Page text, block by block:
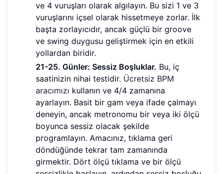
ve 4 vuruşları olarak algılayın. Bu sizi 1 ve 3
vuruşlarını içsel olarak hissetmeye zorlar. İlk
başta zorlayıcıdır, ancak güçlü bir groove
ve swing duygusu geliştirmek için en etkili
yollardan biridir.
21-25. Günler: Sessiz Boşluklar. Bu, iç
saatinizin nihai testidir. Ücretsiz BPM
aracımızı kullanın ve 4/4 zamanına
ayarlayın. Basit bir gam veya ifade çalmayı
deneyin, ancak metronomu bir veya iki ölçü
boyunca sessiz olacak şekilde
programlayın. Amacınız, tıklama geri
döndüğünde tekrar tam zamanında
girmektir. Dört ölçü tıklama ve bir ölçü